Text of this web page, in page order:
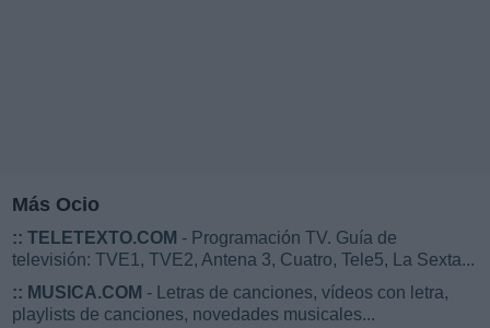
Más Ocio
:: TELETEXTO.COM - Programación TV. Guía de
televisión: TVE1, TVE2, Antena 3, Cuatro, Tele5, La Sexta...
:: MUSICA.COM - Letras de canciones, vídeos con letra,
playlists de canciones, novedades musicales...